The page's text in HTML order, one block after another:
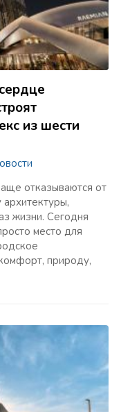
из шести
отказываются от
жизни. Сегодня
место для
природу,